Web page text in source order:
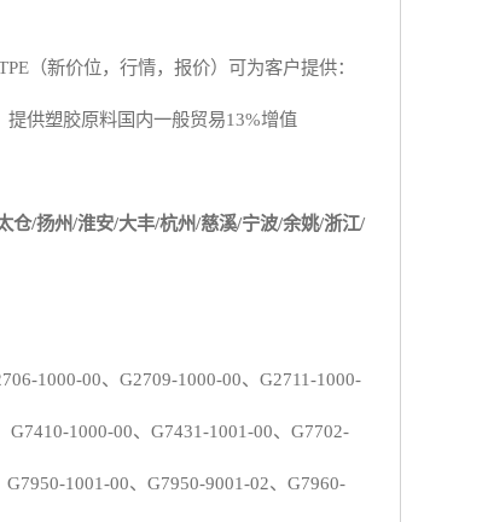
（新价位，行情，报价）可为客户提供：
提供塑胶原料国内一般贸易13%增值
仓/扬州/淮安/大丰/杭州/慈溪/宁波/余姚/浙江/
1000-00、 G2709-1000-00、 G2711-1000-
G7410-1000-00、 G7431-1001-00、 G7702-
G7950-1001-00、 G7950-9001-02、 G7960-